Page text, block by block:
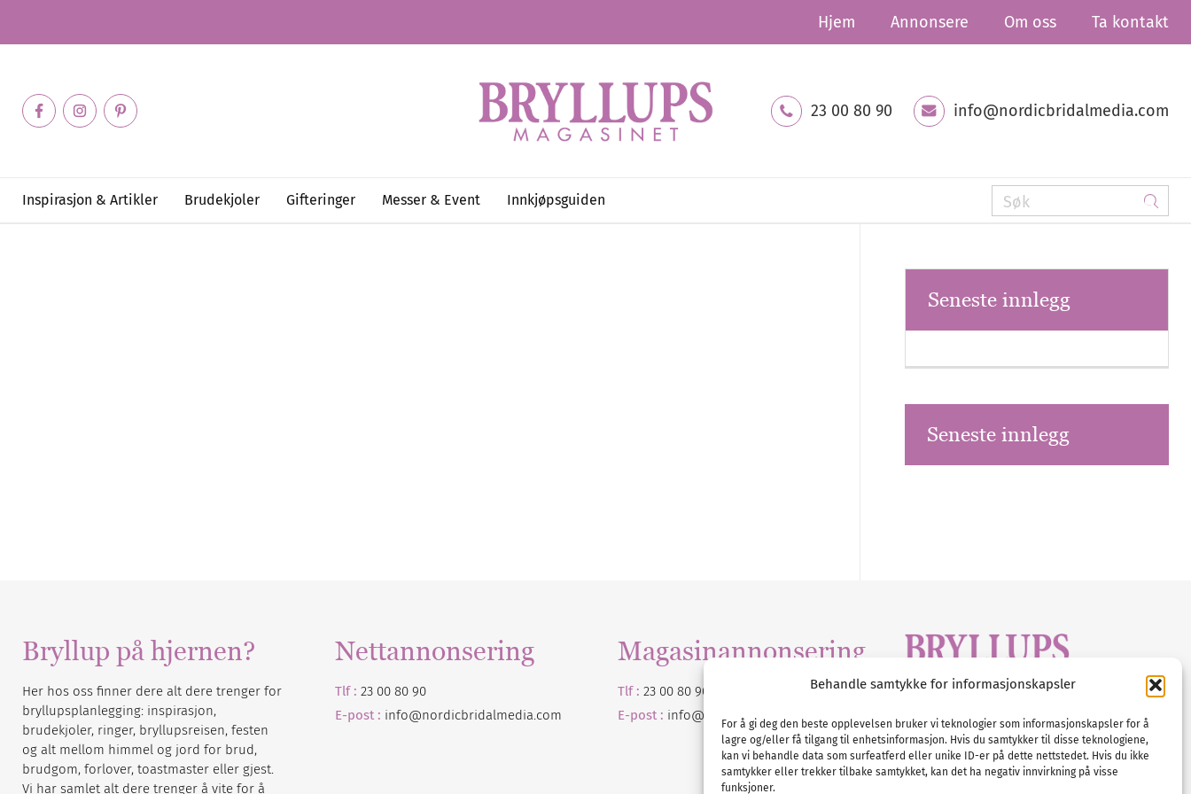
Behandle samtykke for informasjonskapsler
For å gi deg den beste opplevelsen bruker vi teknologier som informasjonskapsler for å
lagre og/eller få tilgang til enhetsinformasjon. Hvis du samtykker til disse teknologiene,
kan vi behandle data som surfeatferd eller unike ID-er på dette nettstedet. Hvis du ikke
samtykker eller trekker tilbake samtykket, kan det ha negativ innvirkning på visse
funksjoner.
Hjem Annonsere Om oss Ta kontakt
23 00 80 90 info@nordicbridalmedia.com
Inspirasjon & Artikler Brudekjoler Gifteringer Messer & Event Innkjøpsguiden
Seneste innlegg
Seneste innlegg
Bryllup på hjernen?
Her hos oss finner dere alt dere trenger for
bryllupsplanlegging: inspirasjon,
brudekjoler, ringer, bryllupsreisen, festen
og alt mellom himmel og jord for brud,
brudgom, forlover, toastmaster eller gjest.
Vi har samlet alt dere trenger å vite for å
Nettannonsering
Tlf : 23 00 80 90
E-post : info@nordicbridalmedia.com
Magasinannonsering
Tlf : 23 00 80 90
E-post : info@ nordicbridalmedia
E-post :info@nordicbridalmedia.com
Bryllupsmagasinet Norge
© All rights reserved.
VAT: NO911740648